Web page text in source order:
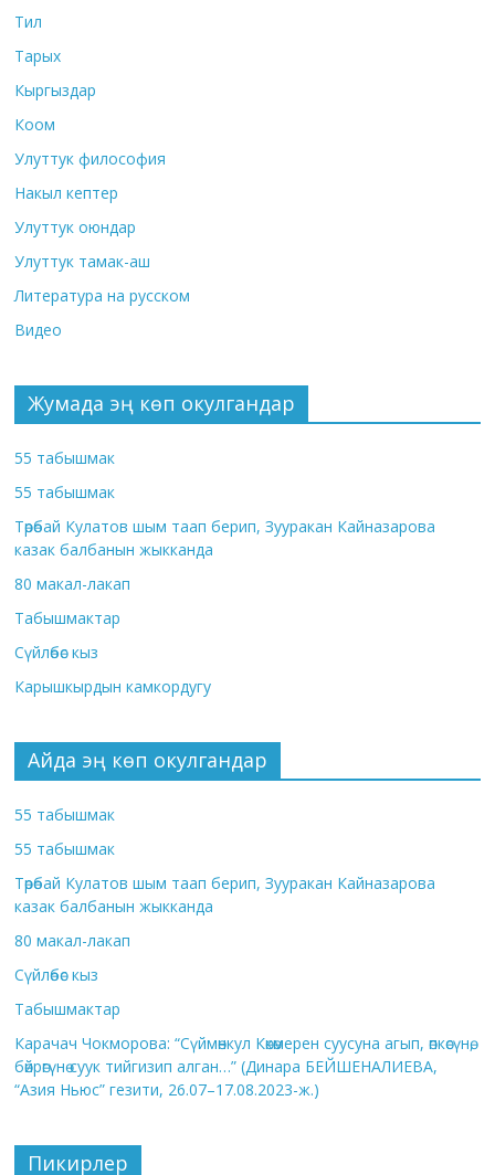
Тил
Тарых
Кыргыздар
Коом
Улуттук философия
Накыл кептер
Улуттук оюндар
Улуттук тамак-аш
Литература на русском
Видео
Жумада эң көп окулгандар
55 табышмак
55 табышмак
Төрөбай Кулатов шым таап берип, Зууракан Кайназарова
казак балбанын жыкканда
80 макал-лакап
Табышмактар
Сүйлөбөс кыз
Карышкырдын камкордугу
Айда эң көп окулгандар
55 табышмак
55 табышмак
Төрөбай Кулатов шым таап берип, Зууракан Кайназарова
казак балбанын жыкканда
80 макал-лакап
Сүйлөбөс кыз
Табышмактар
Карачач Чокморова: “Сүймөнкул Көкөмерен суусуна агып, өпкөсүнө,
бөйрөгүнө суук тийгизип алган…” (Динара БЕЙШЕНАЛИЕВА,
“Азия Ньюс” гезити, 26.07–17.08.2023-ж.)
Пикирлер